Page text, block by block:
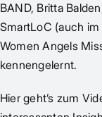
BAND, Britta
SmartLoC (auch im
Women Angels
kennengelernt.
Hiergeht’s zum